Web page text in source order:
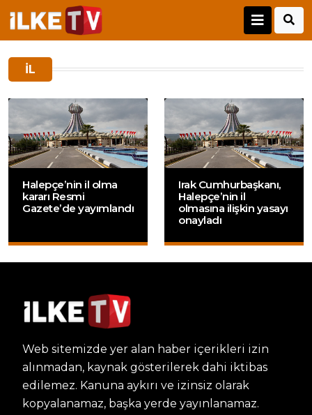
IL
Halepçe’nin il olma
kararı Resmi
Gazete’de yayımlandı
Irak Cumhurbaşkanı,
Halepçe’nin il
olmasına ilişkin yasayı
onayladı
Web sitemizde yer alan haber içerikleri izin
alınmadan, kaynak gösterilerek dahi iktibas
edilemez. Kanuna aykırı ve izinsiz olarak
kopyalanamaz, başka yerde yayınlanamaz.